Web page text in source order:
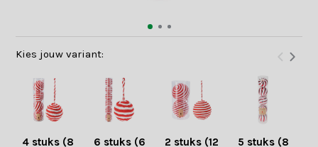
Kies jouw variant:
4 stuks (8
6 stuks (6
2 stuks (12
5 stuks (8